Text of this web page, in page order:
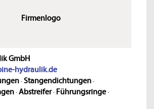
Firmenlogo
GmbH
hydraulik.de
·Stangendichtungen·
·Abstreifer· Führungsringe·